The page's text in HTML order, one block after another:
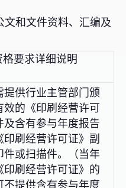
文和文件资料、汇编及
格要求详细说明
提供行业主管部门颁
效的《印刷经营许可
及含有参与年度报告
印刷经营许可证》副
件或扫描件。（当年
印刷经营许可证》的
不提供含有参与年度